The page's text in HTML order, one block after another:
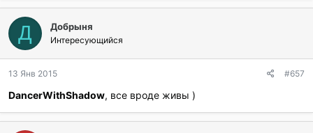
Д Добрыня
Интересующийся
13 Янв 2015 #657
DancerWithShadow, все вроде живы )